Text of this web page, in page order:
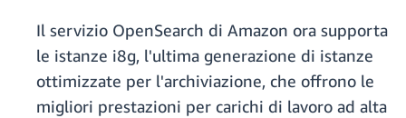
Il servizio OpenSearch di Amazon ora supporta
le istanze i8g, l'ultima generazione di istanze
ottimizzate per l'archiviazione, che offrono le
migliori prestazioni per carichi di lavoro ad alta